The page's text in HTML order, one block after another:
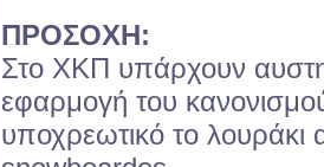
ΠΡΟΣΟΧΗ:
Στο ΧΚΠ υπάρχουν
εφαρμογή του
υποχρεωτικό το λουράκι